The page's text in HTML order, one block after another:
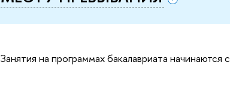
Занятия на программах бакалавриата начинаются с